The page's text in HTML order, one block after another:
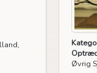
Øvrig